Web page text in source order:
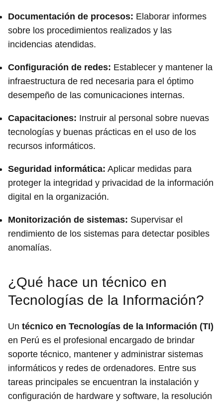
Documentación de procesos: Elaborar informes
sobre los procedimientos realizados y las
incidencias atendidas.
Configuración de redes: Establecer y mantener la
infraestructura de red necesaria para el óptimo
desempeño de las comunicaciones internas.
Capacitaciones: Instruir al personal sobre nuevas
tecnologías y buenas prácticas en el uso de los
recursos informáticos.
Seguridad informática: Aplicar medidas para
proteger la integridad y privacidad de la información
digital en la organización.
Monitorización de sistemas: Supervisar el
rendimiento de los sistemas para detectar posibles
anomalías.
¿Qué hace un técnico en
Tecnologías de la Información?
Un técnico en Tecnologías de la Información (TI)
en Perú es el profesional encargado de brindar
soporte técnico, mantener y administrar sistemas
informáticos y redes de ordenadores. Entre sus
tareas principales se encuentran la instalación y
configuración de hardware y software, la resolución